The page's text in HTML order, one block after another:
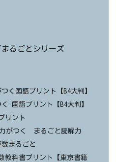
るごとシリーズ
く国語プリント【B4大判】
国語プリント【B4大判】
リント
がつく まるごと読解力
まるごと
教科書プリント【東京書籍